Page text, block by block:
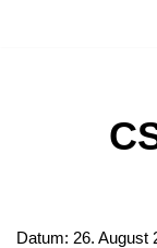
Datum: 26. August